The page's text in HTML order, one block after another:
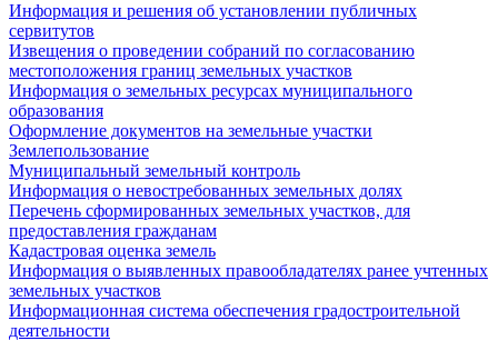
Информация и решения об установлении публичных
сервитутов
Извещения о проведении собраний по согласованию
местоположения границ земельных участков
Информация о земельных ресурсах муниципального
образования
Оформление документов на земельные участки
Землепользование
Муниципальный земельный контроль
Информация о невостребованных земельных долях
Перечень сформированных земельных участков, для
предоставления гражданам
Кадастровая оценка земель
Информация о выявленных правообладателях ранее учтенных
земельных участков
Информационная система обеспечения градостроительной
деятельности